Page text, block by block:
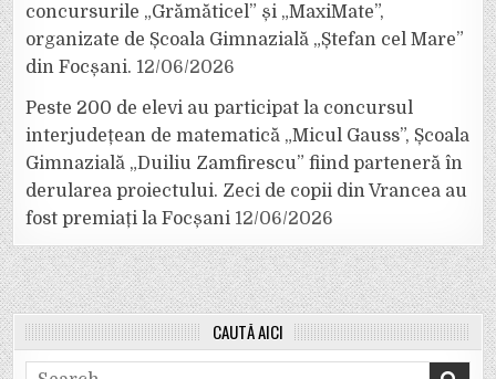
concursurile „Grămăticel” și „MaxiMate”,
organizate de Școala Gimnazială „Ștefan cel Mare”
din Focșani. 12/06/2026
Peste 200 de elevi au participat la concursul
interjudețean de matematică „Micul Gauss”, Școala
Gimnazială „Duiliu Zamfirescu” fiind parteneră în
derularea proiectului. Zeci de copii din Vrancea au
fost premiați la Focșani 12/06/2026
CAUTĂ AICI
Search